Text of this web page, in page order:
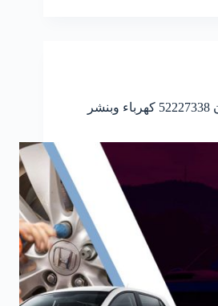
رقم خدمة بنشر خيطان 52227338 كهرباء وبنشر